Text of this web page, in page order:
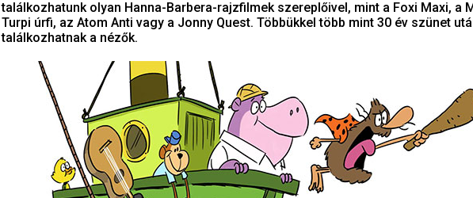
találkozhatunk olyan Hanna-Barbera-rajzfilmek szereplőivel, mint a Foxi Maxi, a
Turpi úrfi, az Atom Anti vagy a Jonny Quest. Többükkel több mint 30 év szünet
találkozhatnak a nézők.